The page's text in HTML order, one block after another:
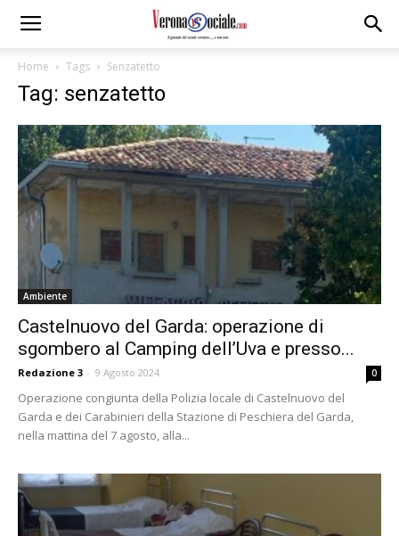
Home Tags Senzatetto
Tag: senzatetto
Ambiente
Castelnuovo del Garda: operazione di
sgombero al Camping dell’Uva e presso...
Redazione 3 - 9 Agosto 2024 0
Operazione congiunta della Polizia locale di Castelnuovo del
Garda e dei Carabinieri della Stazione di Peschiera del Garda,
nella mattina del 7 agosto, alla...